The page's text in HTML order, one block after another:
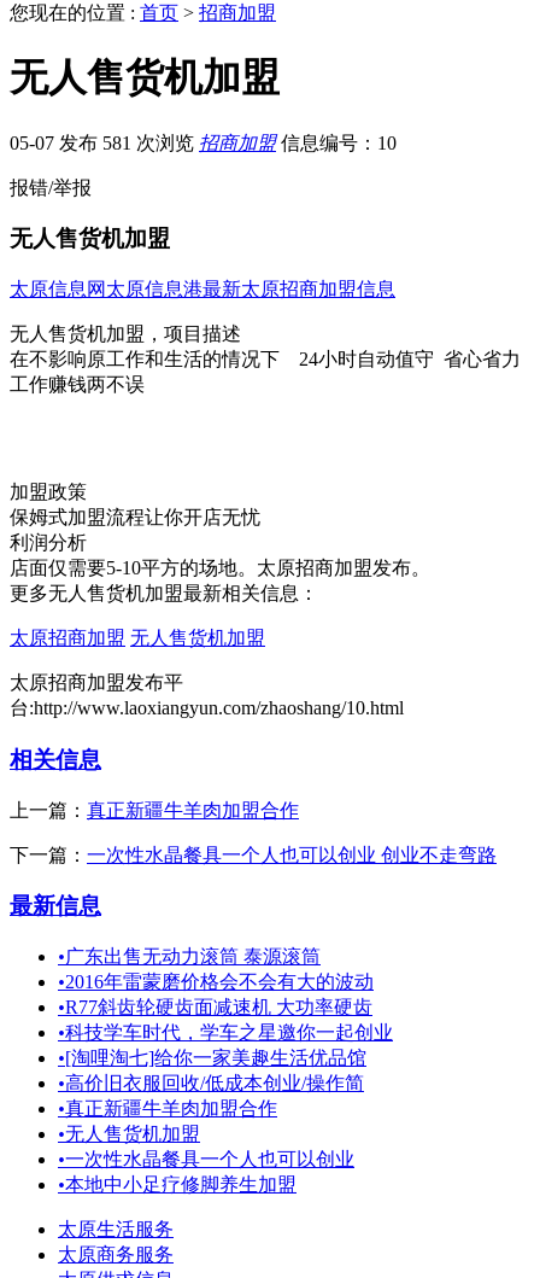
您现在的位置 : 首页 > 招商加盟
无人售货机加盟
05-07 发布 581 次浏览 招商加盟 信息编号：10
报错/举报
无人售货机加盟
太原信息网 太原信息港最新太原招商加盟信息
无人售货机加盟，项目描述
在不影响原工作和生活的情况下 24小时自动值守 省心省力
工作赚钱两不误
加盟政策
保姆式加盟流程让你开店无忧
利润分析
店面仅需要5-10平方的场地。太原招商加盟发布。
更多无人售货机加盟最新相关信息：
太原招商加盟 无人售货机加盟
太原招商加盟发布平
台:http://www.laoxiangyun.com/zhaoshang/10.html
相关信息
上一篇： 真正新疆牛羊肉加盟合作
下一篇： 一次性水晶餐具一个人也可以创业 创业不走弯路
最新信息
•广东出售无动力滚筒 泰源滚筒
•2016年雷蒙磨价格会不会有大的波动
•R77斜齿轮硬齿面减速机 大功率硬齿
•科技学车时代，学车之星邀你一起创业
•[淘哩淘七]给你一家美趣生活优品馆
•高价旧衣服回收/低成本创业/操作简
•真正新疆牛羊肉加盟合作
•无人售货机加盟
•一次性水晶餐具一个人也可以创业
•本地中小足疗修脚养生加盟
太原生活服务
太原商务服务